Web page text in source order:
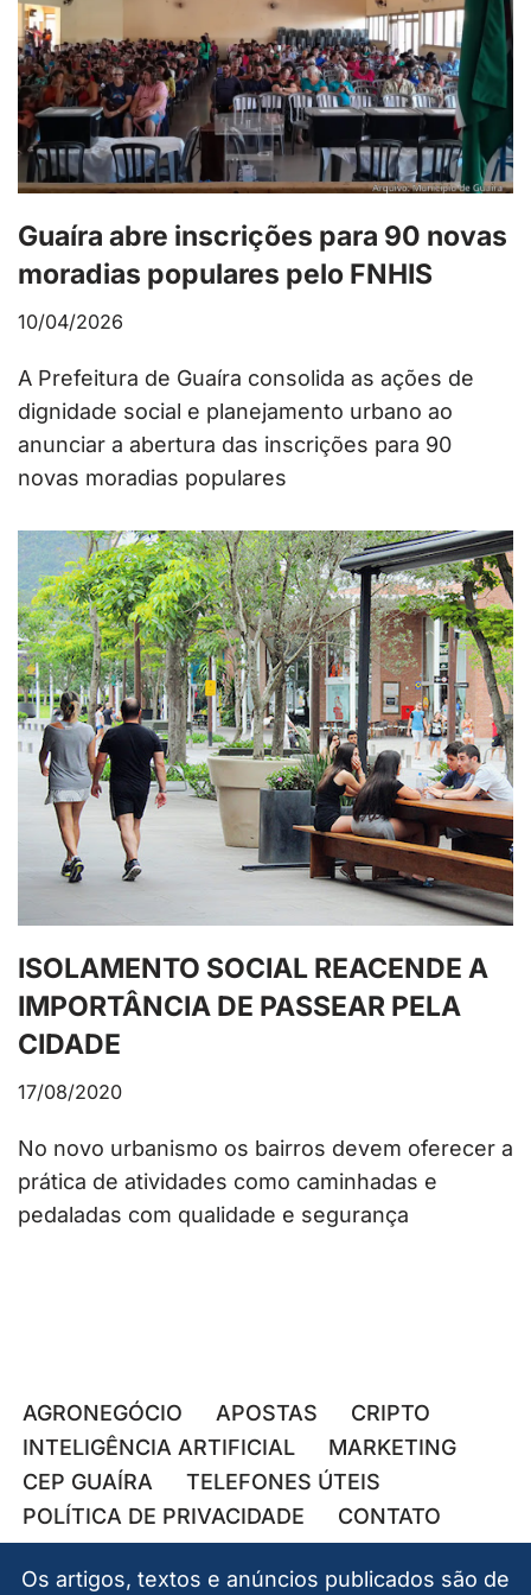
Guaíra abre inscrições para 90 novas
moradias populares pelo FNHIS
10/04/2026
A Prefeitura de Guaíra consolida as ações de
dignidade social e planejamento urbano ao
anunciar a abertura das inscrições para 90
novas moradias populares
ISOLAMENTO SOCIAL REACENDE A
IMPORTÂNCIA DE PASSEAR PELA
CIDADE
17/08/2020
No novo urbanismo os bairros devem oferecer a
prática de atividades como caminhadas e
pedaladas com qualidade e segurança
AGRONEGÓCIO APOSTAS
CRIPTO
INTELIGÊNCIA ARTIFICIAL
MARKETING
CEP GUAÍRA
TELEFONES ÚTEIS
POLÍTICA DE PRIVACIDADE
CONTATO
Os artigos, textos e anúncios publicados são de